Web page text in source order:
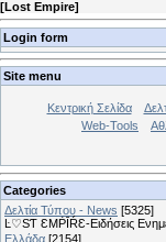
[Lost Empire]
Login form
Site menu
Κεντρική Σελίδα
Web-Tools
Categories
Δελτία Τύπου - News [5325]
Ŀ♡SƬ ƐMṖĪŔƐ-Ειδήσεις
Ελλάδα [2154]